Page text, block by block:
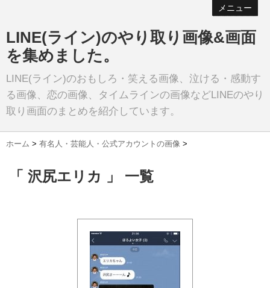
メニュー
LINE(ライン)のやり取り画像&画面
を集めました。
LINE(ライン)のおもしろ・笑える画像、泣ける・感動す
る画像、恋の画像、タイムラインの画像などLINEのやり
取り画面のまとめを紹介しています。
ホーム > 有名人・芸能人・公式アカウントの画像 >
「 沢尻エリカ 」 一覧